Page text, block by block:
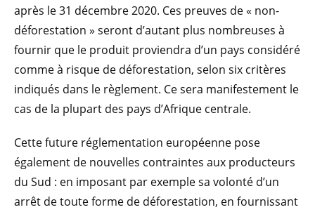
après le 31 décembre 2020. Ces preuves de « non-
déforestation » seront d’autant plus nombreuses à
fournir que le produit proviendra d’un pays considéré
comme à risque de déforestation, selon six critères
indiqués dans le règlement. Ce sera manifestement le
cas de la plupart des pays d’Afrique centrale.
Cette future réglementation européenne pose
également de nouvelles contraintes aux producteurs
du Sud : en imposant par exemple sa volonté d’un
arrêt de toute forme de déforestation, en fournissant